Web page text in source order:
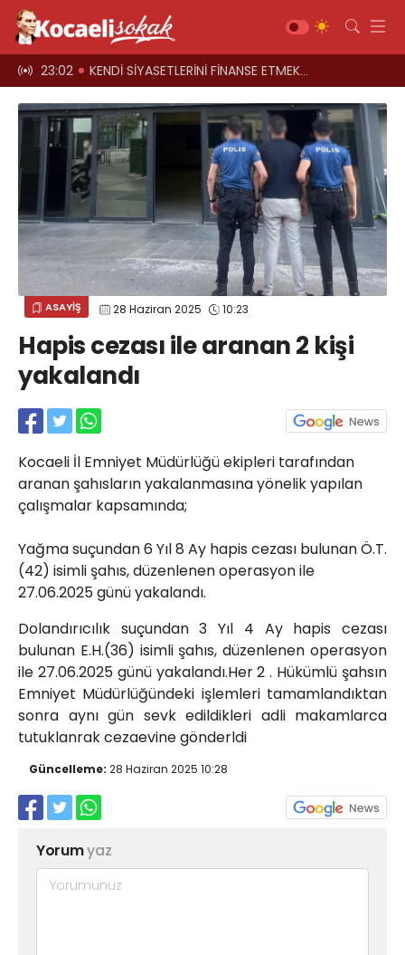
oyun 23:02 KENDİ SİYASETLERİNİ FİNANSE ETMEK İÇİN KOCAELİ'Yİ HARCIYORLAR
ASAYİŞ 28 Haziran 2025 10:23
Hapis cezası ile aranan 2 kişi
yakalandı
Kocaeli İl Emniyet Müdürlüğü ekipleri tarafından
aranan şahısların yakalanmasına yönelik yapılan
çalışmalar kapsamında;
Yağma suçundan 6 Yıl 8 Ay hapis cezası bulunan Ö.T.
(42) isimli şahıs, düzenlenen operasyon ile
27.06.2025 günü yakalandı.
Dolandırıcılık suçundan 3 Yıl 4 Ay hapis cezası
bulunan E.H.(36) isimli şahıs, düzenlenen operasyon
ile 27.06.2025 günü yakalandı.Her 2 . Hükümlü şahsın
Emniyet Müdürlüğündeki işlemleri tamamlandıktan
sonra aynı gün sevk edildikleri adli makamlarca
tutuklanrak cezaevine gönderldi
Güncelleme: 28 Haziran 2025 10:28
Yorumyaz
Siyaset
Asayiş
Ekonomi
Sağlık
Magazin
Spor
Diğer
Teknoloji
Akkavaklar Caddesi No:17/4 İzmit-
KOCAELİ
kocaelisokak@gmail.com